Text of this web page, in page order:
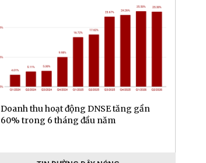
Doanh thu hoạt động DNSE tăng gần
60% trong 6 tháng đầu năm